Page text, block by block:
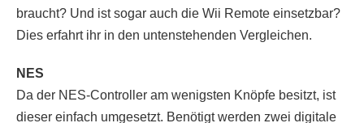
braucht? Und ist sogar auch die Wii Remote einsetzbar?
Dies erfahrt ihr in den untenstehenden Vergleichen.
NES
Da der NES-Controller am wenigsten Knöpfe besitzt, ist
dieser einfach umgesetzt. Benötigt werden zwei digitale